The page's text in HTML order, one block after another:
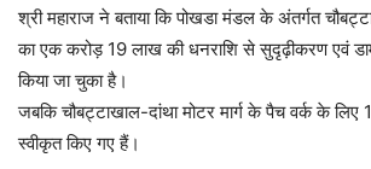
श्री महाराज ने बताया कि पोखडा मंडल के अंतर्गत
का एक करोड़ 19 लाख की धनराशि से सुदृढ़ीकरण एवं
किया जा चुका है।
जबकि चौबट्टाखाल-दांथा मोटर मार्ग के पैच वर्क के
स्वीकृत किए गए हैं।